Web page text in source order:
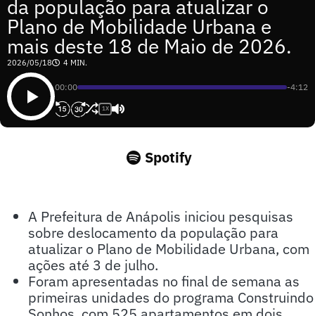
da população para atualizar o
Plano de Mobilidade Urbana e
mais deste 18 de Maio de 2026.
2026/05/18 4 MIN.
00:00 -4:12
1X
Spotify
A Prefeitura de Anápolis iniciou pesquisas
sobre deslocamento da população para
atualizar o Plano de Mobilidade Urbana, com
ações até 3 de julho.
Foram apresentadas no final de semana as
primeiras unidades do programa Construindo